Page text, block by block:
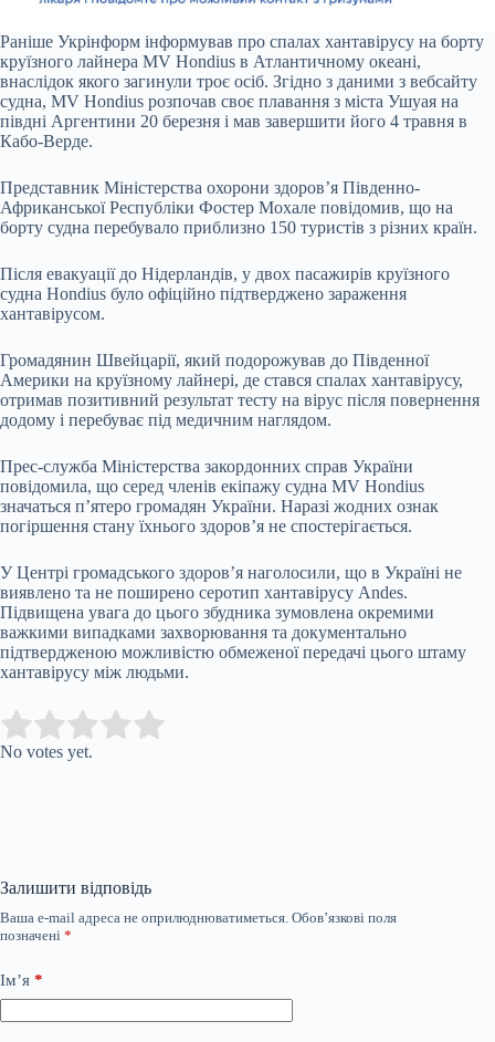
Раніше Укрінформ інформував про спалах хантавірусу на борту
круїзного лайнера MV Hondius в Атлантичному океані,
внаслідок якого загинули троє осіб. Згідно з даними з вебсайту
судна, MV Hondius розпочав своє плавання з міста Ушуая на
півдні Аргентини 20 березня і мав завершити його 4 травня в
Кабо-Верде.
Представник Міністерства охорони здоров’я Південно-
Африканської Республіки Фостер Мохале повідомив, що на
борту судна перебувало приблизно 150 туристів з різних країн.
Після евакуації до Нідерландів, у двох пасажирів круїзного
судна Hondius було офіційно підтверджено зараження
хантавірусом.
Громадянин Швейцарії, який подорожував до Південної
Америки на круїзному лайнері, де стався спалах хантавірусу,
отримав позитивний результат тесту на вірус після повернення
додому і перебуває під медичним наглядом.
Прес-служба Міністерства закордонних справ України
повідомила, що серед членів екіпажу судна MV Hondius
значаться п’ятеро громадян України. Наразі жодних ознак
погіршення стану їхнього здоров’я не спостерігається.
У Центрі громадського здоров’я наголосили, що в Україні не
виявлено та не поширено серотип хантавірусу Andes.
Підвищена увага до цього збудника зумовлена окремими
важкими випадками захворювання та документально
підтвердженою можливістю обмеженої передачі цього штаму
хантавірусу між людьми.
Rate this item:
No votes yet.
Залишити відповідь
Ваша e-mail адреса не оприлюднюватиметься. Обов’язкові поля
позначені *
Ім’я *